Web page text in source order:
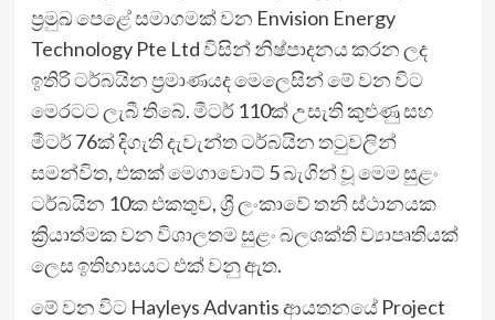
ප්‍රමුඛ පෙළේ සමාගමක් වන Envision Energy
Technology Pte Ltd විසින් නිෂ්පාදනය කරන ලද
ඉතිරි ටර්බයින ප්‍රමාණයද මෙලෙසින් මේ වන විට
මෙරටට ලැබී තිබේ. මීටර් 110ක් උසැති කුළුණු සහ
මීටර් 76ක් දිගැති දැවැන්ත ටර්බයින තටුවලින්
සමන්විත, එකක් මෙගාවොට් 5 බැගින් වූ මෙම සුළං
ටර්බයින 10ක එකතුව, ශ්‍රී ලංකාවේ තනි ස්ථානයක
ක්‍රියාත්මක වන විශාලතම සුළං බලශක්ති ව්‍යාපෘතියක්
ලෙස ඉතිහාසයට එක් වනු ඇත.
මේ වන විට Hayleys Advantis ආයතනයේ Project